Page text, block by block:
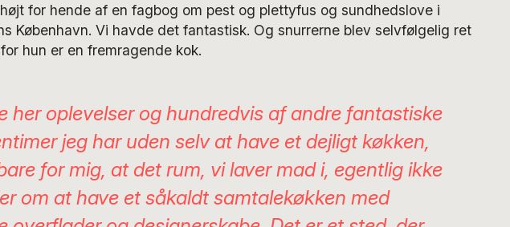
for hende af en fagbog om pest og plettyfus og sundhedslove i
København. Vi havde det fantastisk. Og snurrerne blev selvfølgelig ret
hun er en fremragende kok.
her oplevelser og hundredvis af andre fantastiske
jeg har uden selv at have et dejligt køkken,
for mig, at det rum, vi laver mad i, egentlig ikke
om at have et såkaldt samtalekøkken med